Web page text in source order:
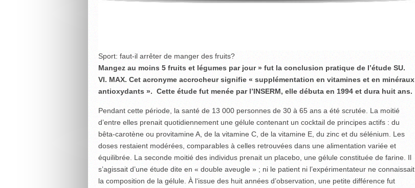
Sport: faut-il arrêter de manger des fruits?
Mangez au moins 5 fruits et légumes par jour » fut la conclusion pratique de l’étude SU.
VI. MAX. Cet acronyme accrocheur signifie « supplémentation en vitamines et en minéraux
antioxydants ». Cette étude fut menée par l’INSERM, elle débuta en 1994 et dura huit ans.
Pendant cette période, la santé de 13 000 personnes de 30 à 65 ans a été scrutée. La moitié
d’entre elles prenait quotidiennement une gélule contenant un cocktail de principes actifs : du
bêta-carotène ou provitamine A, de la vitamine C, de la vitamine E, du zinc et du sélénium. Les
doses restaient modérées, comparables à celles retrouvées dans une alimentation variée et
équilibrée. La seconde moitié des individus prenait un placebo, une gélule constituée de farine. Il
s’agissait d’une étude dite en « double aveugle » ; ni le patient ni l’expérimentateur ne connaissait
la composition de la gélule. À l‘issue des huit années d’observation, une petite différence fut